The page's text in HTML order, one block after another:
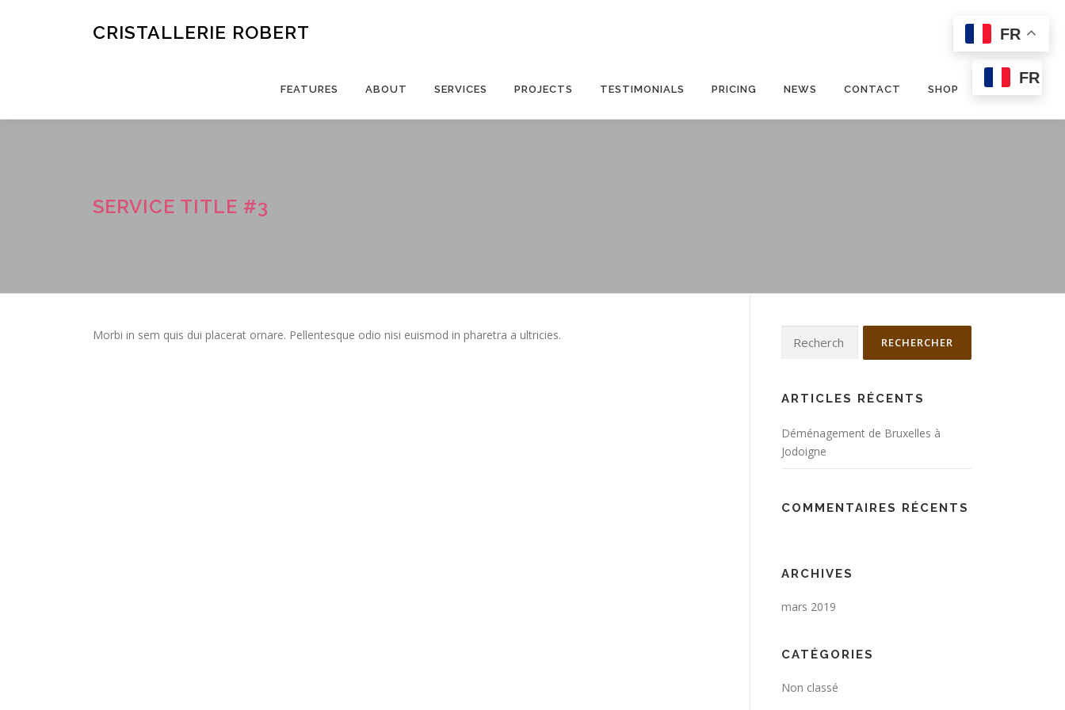
CRISTALLERIE ROBERT
FEATURES ABOUT SERVICES PROJECTS TESTIMONIALS PRICING NEWS CONTACT SHOP
FR
SERVICE TITLE #3
Morbi in sem quis dui placerat ornare. Pellentesque odio nisi euismod in pharetra a ultricies.
ARTICLES RÉCENTS
Déménagement de Bruxelles à
Jodoigne
COMMENTAIRES RÉCENTS
ARCHIVES
mars 2019
CATÉGORIES
Non classé
FR